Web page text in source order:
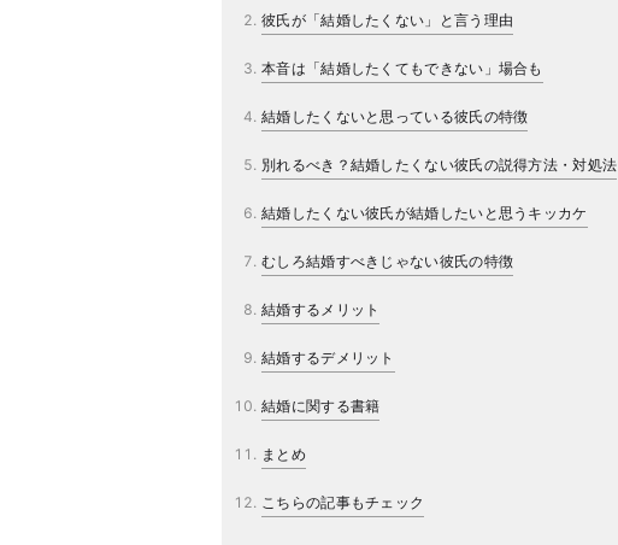
彼氏が「結婚したくない」と言う理由
本音は「結婚したくてもできない」場合も
結婚したくないと思っている彼氏の特徴
別れるべき？結婚したくない彼氏の説得方法・対処法
結婚したくない彼氏が結婚したいと思うキッカケ
むしろ結婚すべきじゃない彼氏の特徴
結婚するメリット
結婚するデメリット
結婚に関する書籍
まとめ
こちらの記事もチェック